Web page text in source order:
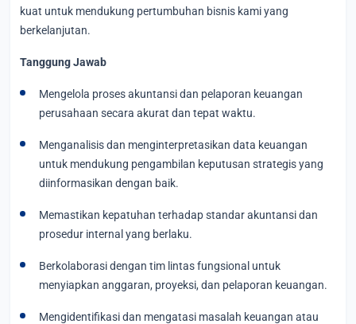
kuat untuk mendukung pertumbuhan bisnis kami yang
berkelanjutan.
Tanggung Jawab
Mengelola proses akuntansi dan pelaporan keuangan
perusahaan secara akurat dan tepat waktu.
Menganalisis dan menginterpretasikan data keuangan
untuk mendukung pengambilan keputusan strategis yang
diinformasikan dengan baik.
Memastikan kepatuhan terhadap standar akuntansi dan
prosedur internal yang berlaku.
Berkolaborasi dengan tim lintas fungsional untuk
menyiapkan anggaran, proyeksi, dan pelaporan keuangan.
Mengidentifikasi dan mengatasi masalah keuangan atau